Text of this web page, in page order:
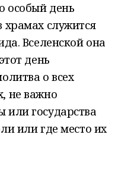
особый день
служится
Вселенской она
день
о всех
не важно
государства
или где место их